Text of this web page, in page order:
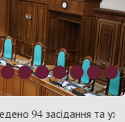
засідання та